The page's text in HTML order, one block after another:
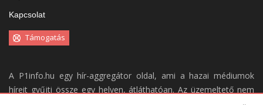
Kapcsolat
Támogatás
A P1info.hu egy hír-aggregátor oldal, ami a hazai médiumok
híreit gyűjti össze egy helyen, átláthatóan. Az üzemeltető nem